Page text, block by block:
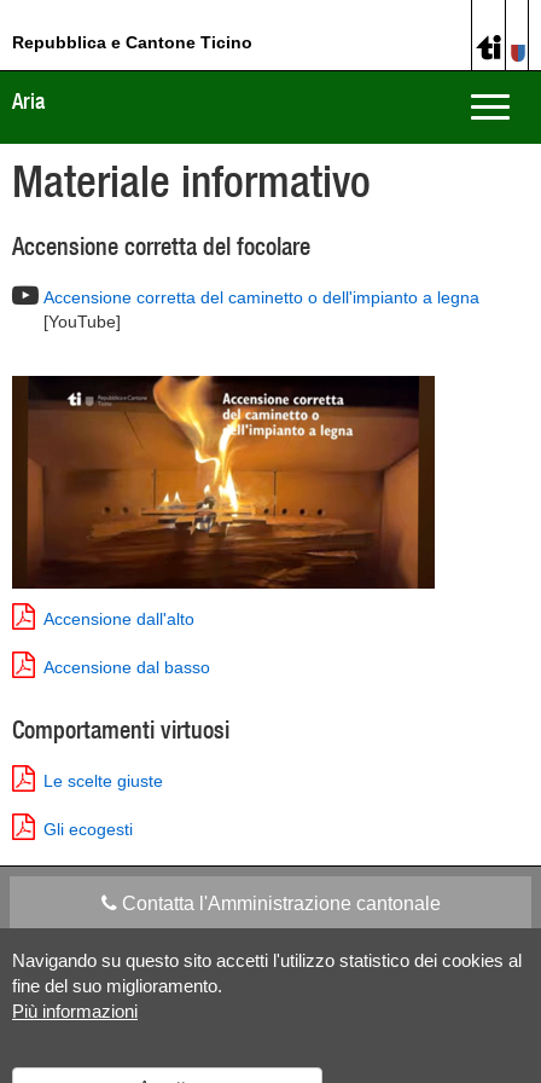
Navigando su questo sito accetti l'utilizzo statistico dei cookies al
fine del suo miglioramento.
Più informazioni
Repubblica e Cantone Ticino
Toggle
Aria
Materiale informativo
Accensione corretta del focolare
Accensione corretta del caminetto o dell'impianto a legna
[YouTube]
Accensione dall'alto
Accensione dal basso
Comportamenti virtuosi
Le scelte giuste
Gli ecogesti
Contatta l'Amministrazione cantonale
Apps Mobile Social media